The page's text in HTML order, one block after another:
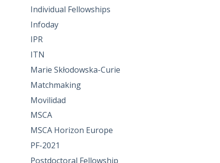
Individual Fellowships
Infoday
IPR
ITN
Marie Skłodowska-Curie
Matchmaking
Movilidad
MSCA
MSCA Horizon Europe
PF-2021
Postdoctoral Fellowship